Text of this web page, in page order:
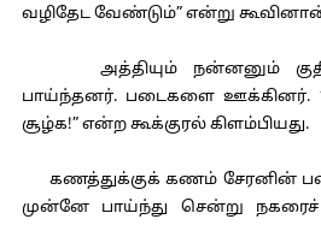
வழிதேட வேண்டும்” என்று
அத்தியும் நன்னனும்
பாய்ந்தனர். படைகளை ஊக்கினர்.
சூழ்க!” என்ற கூக்குரல் கிளம்பியது.
கணத்துக்குக் கணம் சேரனின்
முன்னே பாய்ந்து சென்று நகரைச்